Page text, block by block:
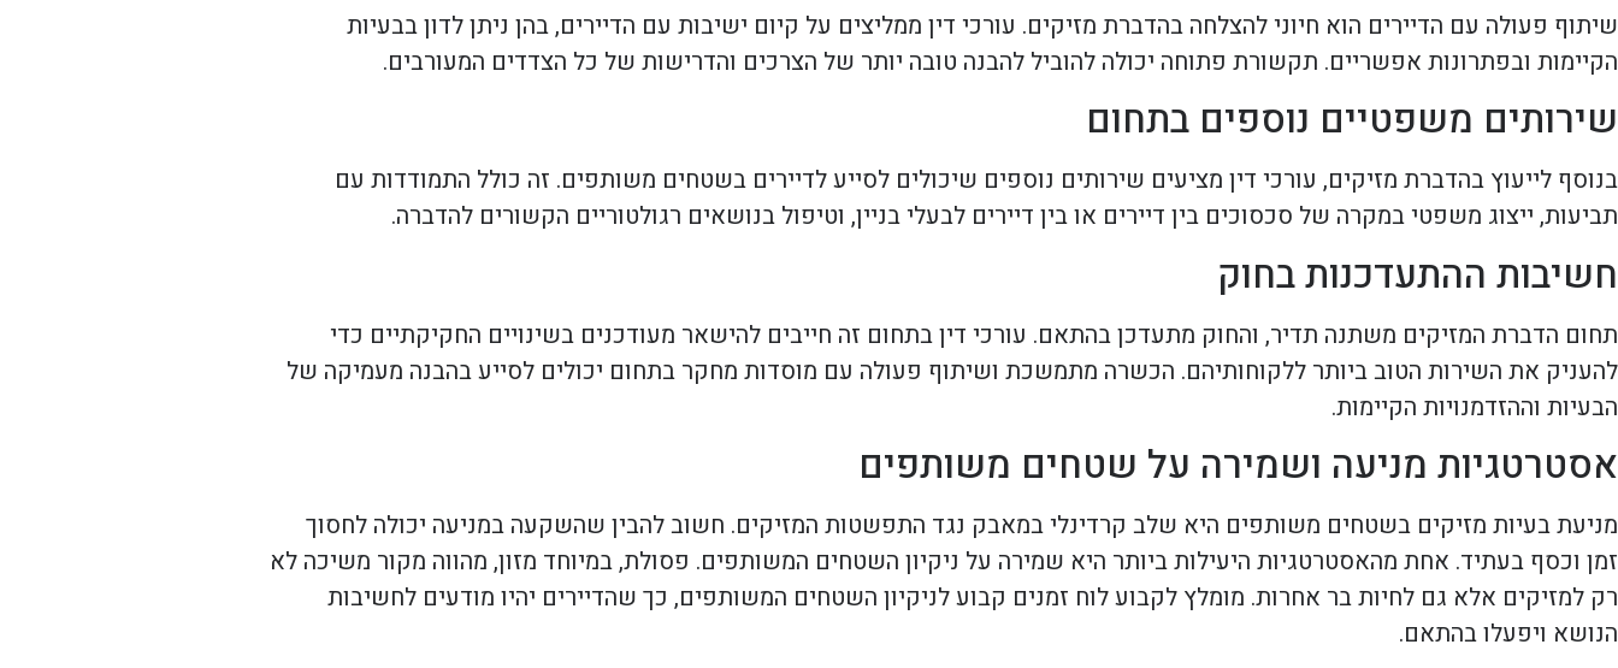
שיתוף פעולה עם הדיירים הוא חיוני להצלחה בהדברת מזיקים. עורכי דין ממליצים על קיום ישיבות עם הדיירים, בהן ניתן לדון בבעיות
הקיימות ובפתרונות אפשריים. תקשורת פתוחה יכולה להוביל להבנה טובה יותר של הצרכים והדרישות של כל הצדדים המעורבים.
שירותים משפטיים נוספים בתחום
בנוסף לייעוץ בהדברת מזיקים, עורכי דין מציעים שירותים נוספים שיכולים לסייע לדיירים בשטחים משותפים. זה כולל התמודדות עם
תביעות, ייצוג משפטי במקרה של סכסוכים בין דיירים או בין דיירים לבעלי בניין, וטיפול בנושאים רגולטוריים הקשורים להדברה.
חשיבות ההתעדכנות בחוק
תחום הדברת המזיקים משתנה תדיר, והחוק מתעדכן בהתאם. עורכי דין בתחום זה חייבים להישאר מעודכנים בשינויים החקיקתיים כדי
להעניק את השירות הטוב ביותר ללקוחותיהם. הכשרה מתמשכת ושיתוף פעולה עם מוסדות מחקר בתחום יכולים לסייע בהבנה מעמיקה של
הבעיות וההזדמנויות הקיימות.
אסטרטגיות מניעה ושמירה על שטחים משותפים
מניעת בעיות מזיקים בשטחים משותפים היא שלב קרדינלי במאבק נגד התפשטות המזיקים. חשוב להבין שהשקעה במניעה יכולה לחסוך
זמן וכסף בעתיד. אחת מהאסטרטגיות היעילות ביותר היא שמירה על ניקיון השטחים המשותפים. פסולת, במיוחד מזון, מהווה מקור משיכה לא
רק למזיקים אלא גם לחיות בר אחרות. מומלץ לקבוע לוח זמנים קבוע לניקיון השטחים המשותפים, כך שהדיירים יהיו מודעים לחשיבות
הנושא ויפעלו בהתאם.